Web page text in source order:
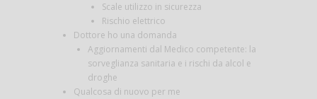
Scale utilizzo in sicurezza
Rischio elettrico
Dottore ho una domanda
Aggiornamenti dal Medico competente: la
sorveglianza sanitaria e i rischi da alcol e
droghe
Qualcosa di nuovo per me